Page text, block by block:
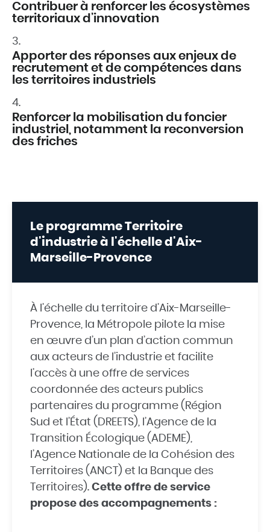
Contribuer à renforcer les écosystèmes
territoriaux d’innovation
Apporter des réponses aux enjeux de
recrutement et de compétences dans
les territoires industriels
Renforcer la mobilisation du foncier
industriel, notamment la reconversion
des friches
Le programme Territoire
d'industrie à l'échelle d'Aix-
Marseille-Provence
À l’échelle du territoire d’Aix-Marseille-
Provence, la Métropole pilote la mise
en œuvre d’un plan d’action commun
aux acteurs de l’industrie et facilite
l’accès à une offre de services
coordonnée des acteurs publics
partenaires du programme (Région
Sud et l’État (DREETS), l’Agence de la
Transition Écologique (ADEME),
l’Agence Nationale de la Cohésion des
Territoires (ANCT) et la Banque des
Territoires). Cette offre de service
propose des accompagnements :